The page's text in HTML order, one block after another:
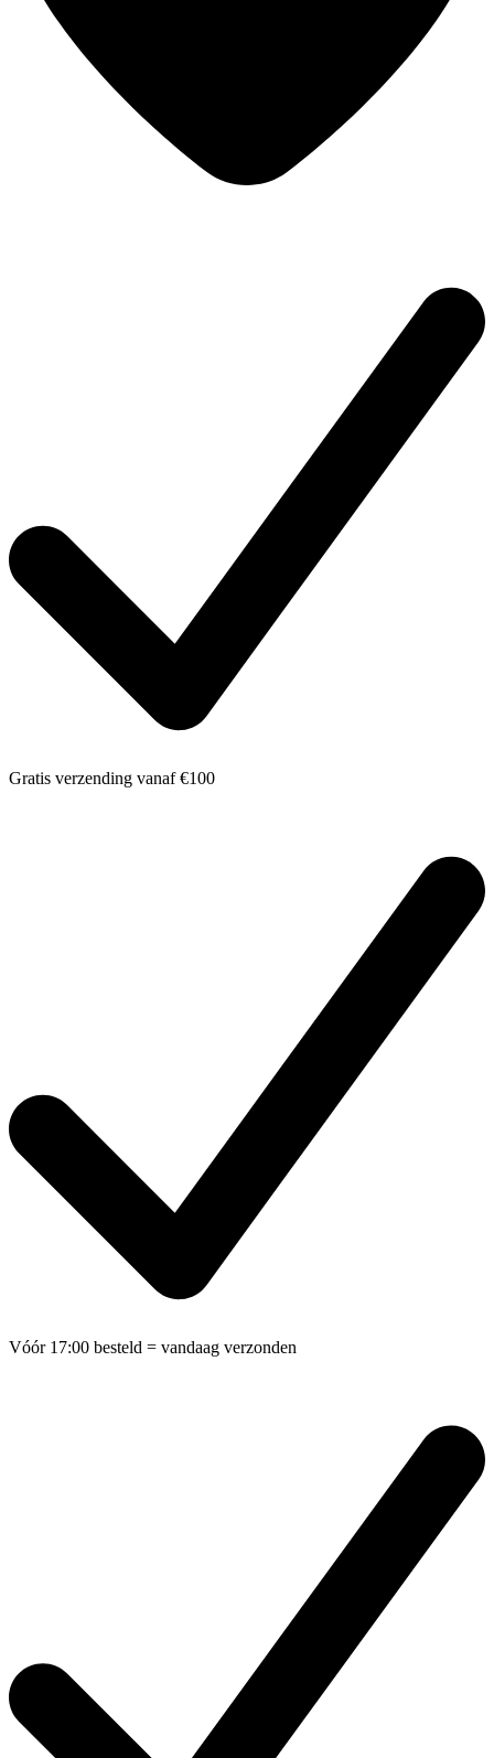
Gratis verzending vanaf €100
Vóór 17:00 besteld = vandaag verzonden